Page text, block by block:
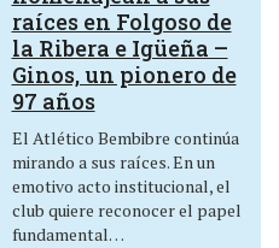
raíces en Folgoso de
la Ribera e Igüeña –
Ginos, un pionero de
97 años
El Atlético Bembibre continúa
mirando a sus raíces. En un
emotivo acto institucional, el
club quiere reconocer el papel
fundamental…